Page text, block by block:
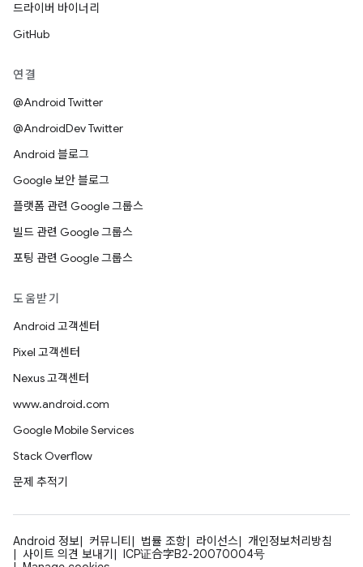
드라이버 바이너리
GitHub
연결
@Android Twitter
@AndroidDev Twitter
Android 블로그
Google 보안 블로그
플랫폼 관련 Google 그룹스
빌드 관련 Google 그룹스
포팅 관련 Google 그룹스
도움받기
Android 고객센터
Pixel 고객센터
Nexus 고객센터
www.android.com
Google Mobile Services
Stack Overflow
문제 추적기
Android 정보 커뮤니티 법률 조항 라이선스
개인정보처리방침
사이트 의견 보내기
ICP证合字B2-20070004号